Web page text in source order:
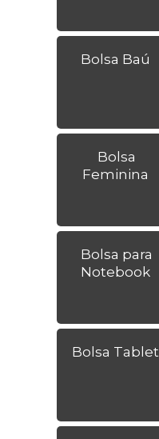
Bolsa Baú
Bolsa
Feminina
Bolsa para
Notebook
Bolsa Tablet